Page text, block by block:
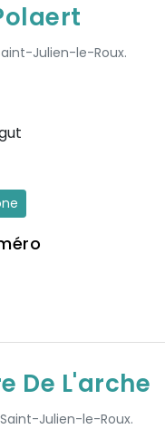
Julien-le-Roux.
De L'arche
Julien-le-Roux.